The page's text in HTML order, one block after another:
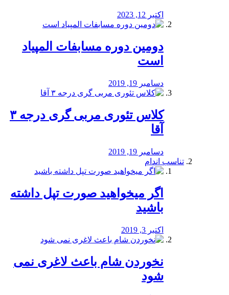
اکتبر 12, 2023
دومین دوره مسابفات المپیاد
است
دسامبر 19, 2019
کلاس تئوری مربی گری درجه ۳
آقا
دسامبر 19, 2019
تناسب اندام
اگر میخواهید صورت تپل داشته
باشید
اکتبر 3, 2019
نخوردن شام باعث لاغری نمی
‌شود